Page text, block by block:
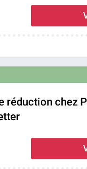
réduction chez